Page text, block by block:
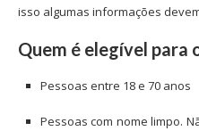
isso algumas informações
Quem é elegível para
Pessoas entre 18 e 70 anos
Pessoas com nome limpo.